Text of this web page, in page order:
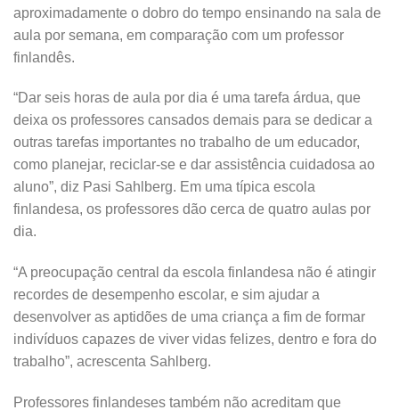
aproximadamente o dobro do tempo ensinando na sala de
aula por semana, em comparação com um professor
finlandês.
“Dar seis horas de aula por dia é uma tarefa árdua, que
deixa os professores cansados demais para se dedicar a
outras tarefas importantes no trabalho de um educador,
como planejar, reciclar-se e dar assistência cuidadosa ao
aluno”, diz Pasi Sahlberg. Em uma típica escola
finlandesa, os professores dão cerca de quatro aulas por
dia.
“A preocupação central da escola finlandesa não é atingir
recordes de desempenho escolar, e sim ajudar a
desenvolver as aptidões de uma criança a fim de formar
indivíduos capazes de viver vidas felizes, dentro e fora do
trabalho”, acrescenta Sahlberg.
Professores finlandeses também não acreditam que